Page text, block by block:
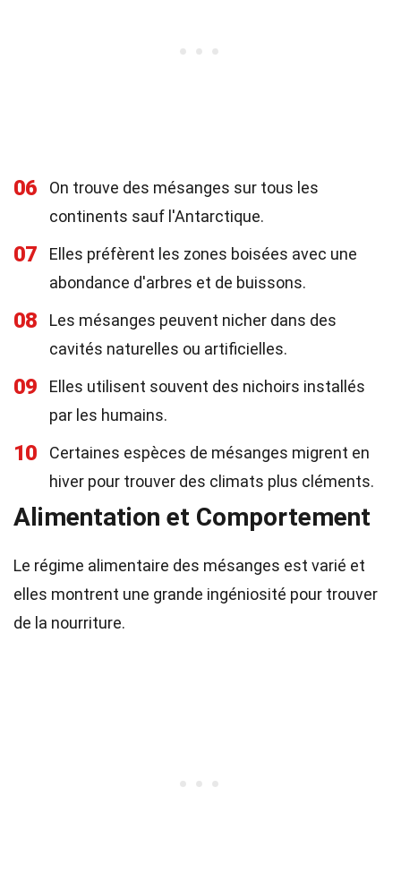
06
On trouve des mésanges sur tous les
continents sauf l'Antarctique.
07
Elles préfèrent les zones boisées avec une
abondance d'arbres et de buissons.
08
Les mésanges peuvent nicher dans des
cavités naturelles ou artificielles.
09
Elles utilisent souvent des nichoirs installés
par les humains.
10
Certaines espèces de mésanges migrent en
hiver pour trouver des climats plus cléments.
Alimentation et Comportement
Le régime alimentaire des mésanges est varié et
elles montrent une grande ingéniosité pour trouver
de la nourriture.